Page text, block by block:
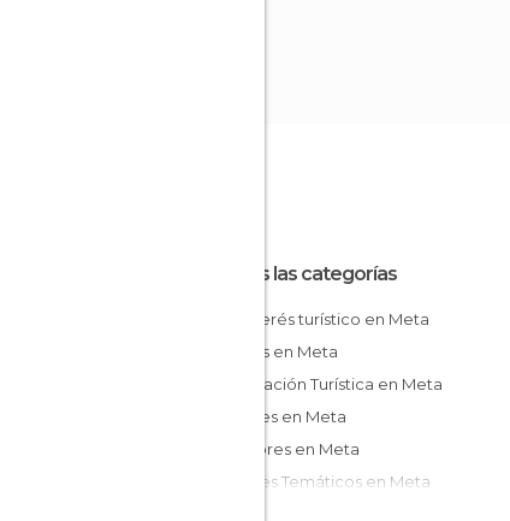
Todas las categorías
De interés turístico en Meta
Iglesias en Meta
Información Turística en Meta
Jardines en Meta
Miradores en Meta
Parques Temáticos en Meta